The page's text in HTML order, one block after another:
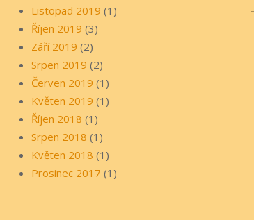
Listopad 2019 (1)
Říjen 2019 (3)
Září 2019 (2)
Srpen 2019 (2)
Červen 2019 (1)
Květen 2019 (1)
Říjen 2018 (1)
Srpen 2018 (1)
Květen 2018 (1)
Prosinec 2017 (1)